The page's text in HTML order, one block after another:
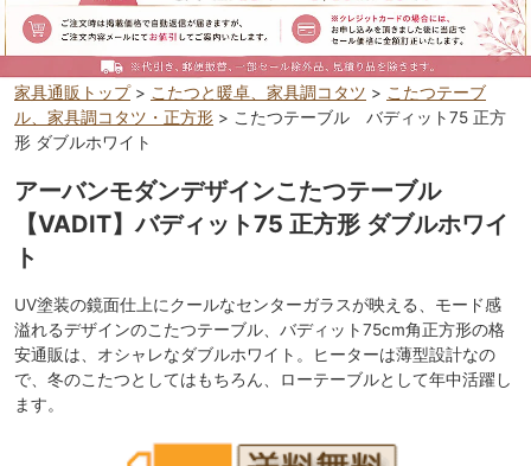
家具通販トップ> こたつと暖卓、家具調コタツ > こたつテーブ
ル、家具調コタツ・正方形 > こたつテーブル バディット75 正方
形 ダブルホワイト
アーバンモダンデザインこたつテーブル
【VADIT】バディット75 正方形 ダブルホワイ
ト
UV塗装の鏡面仕上にクールなセンターガラスが映える、モード感
溢れるデザインのこたつテーブル、バディット75cm角正方形の格
安通販は、オシャレなダブルホワイト。ヒーターは薄型設計なの
で、冬のこたつとしてはもちろん、ローテーブルとして年中活躍し
ます。